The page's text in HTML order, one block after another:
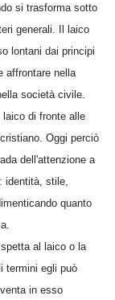
si trasforma sotto
generali. Il laico
lontani dai principi
affrontare nella
società civile.
di fronte alle
Oggi perciò
dell'attenzione a
identità, stile,
quanto
al laico o la
termini egli può
in esso